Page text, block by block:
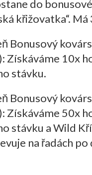
do
křižovatka“. Má
Bonusový
Získáváme 10x
stávku.
Bonusový
Získáváme 50x
stávku a Wild
na řadách